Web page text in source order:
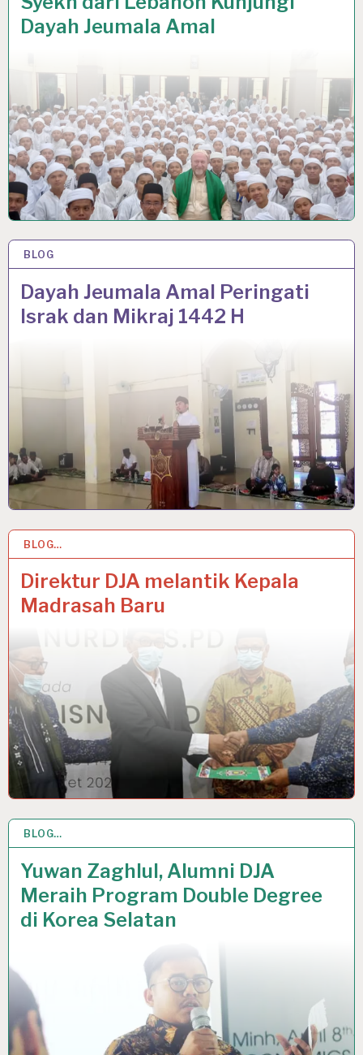
Dayah Jeumala Amal
BLOG
Dayah Jeumala Amal Peringati
Israk dan Mikraj 1442 H
24 MAR 2021
BLOG…
Direktur DJA melantik Kepala
Madrasah Baru
9 MAR 2021
BLOG…
Yuwan Zaghlul, Alumni DJA
Meraih Program Double Degree
di Korea Selatan
3 MAR 2021